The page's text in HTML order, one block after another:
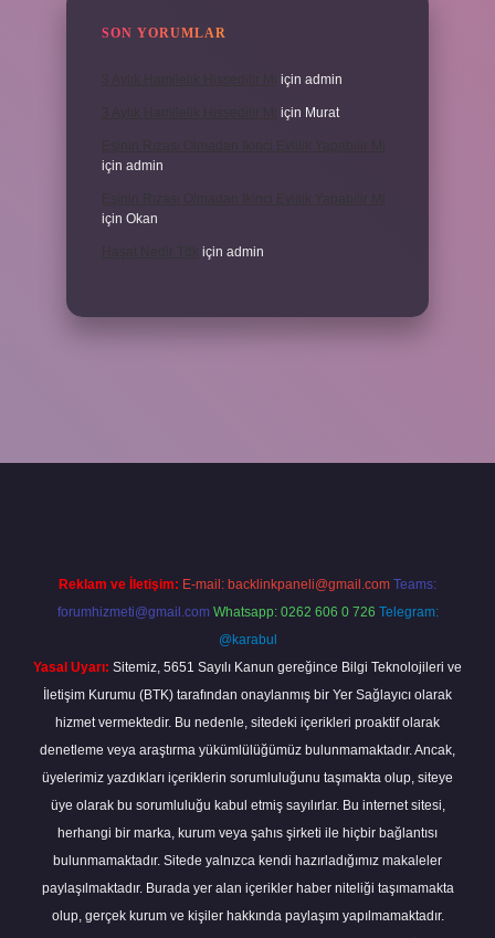
SON YORUMLAR
için admin
için Murat
için admin
için Okan
için admin
Reklam ve İletişim: E-mail: backlinkpaneli@gmail.com Teams:
forumhizmeti@gmail.com Whatsapp: 0262 606 0 726 Telegram:
@karabul
Yasal Uyarı: Sitemiz, 5651 Sayılı Kanun gereğince Bilgi Teknolojileri ve
İletişim Kurumu (BTK) tarafından onaylanmış bir Yer Sağlayıcı olarak
hizmet vermektedir. Bu nedenle, sitedeki içerikleri proaktif olarak
denetleme veya araştırma yükümlülüğümüz bulunmamaktadır. Ancak,
üyelerimiz yazdıkları içeriklerin sorumluluğunu taşımakta olup, siteye
üye olarak bu sorumluluğu kabul etmiş sayılırlar. Bu internet sitesi,
herhangi bir marka, kurum veya şahıs şirketi ile hiçbir bağlantısı
bulunmamaktadır. Sitede yalnızca kendi hazırladığımız makaleler
paylaşılmaktadır. Burada yer alan içerikler haber niteliği taşımamakta
olup, gerçek kurum ve kişiler hakkında paylaşım yapılmamaktadır.